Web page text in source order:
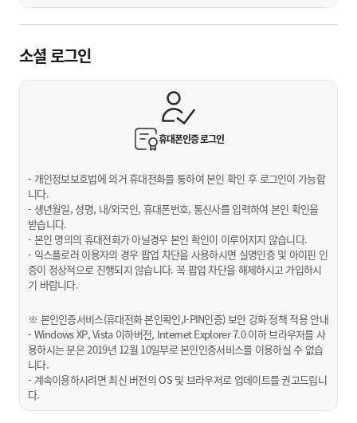
소셜 로그인
휴대폰인증로그인
- 개인정보보호법에 의거 휴대전화를 통하여 본인 확인 후 로그인이 가능합
니다.
- 생년월일, 성명, 내/외국인, 휴대폰번호, 통신사를 입력하여 본인 확인을
받습니다.
- 본인 명의의 휴대전화가 아닐경우 본인 확인이 이루어지지 않습니다.
- 익스플로러 이용자의 경우 팝업 차단을 사용하시면 실명인증 및 아이핀 인
증이 정상적으로 진행되지 않습니다. 꼭 팝업 차단을 해제하시고 가입하시
기 바랍니다.
※ 본인인증서비스(휴대전화 본인확인,I-PIN인증) 보안 강화 정책 적용 안내
- Windows XP, Vista 이하버전, Internet Explorer 7.0 이하 브라우저를 사
용하시는 분은 2019년 12월 10일부로 본인인증서비스를 이용하실 수 없습
니다.
- 계속이용하시려면 최신 버전의 OS 및 브라우저로 업데이트를 권고드립니
다.